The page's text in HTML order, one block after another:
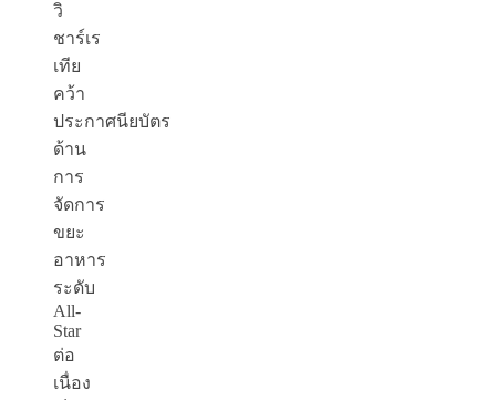
วิ
ชาร์เร
เทีย
คว้า
ประกาศนียบัตร
ด้าน
การ
จัดการ
ขยะ
อาหาร
ระดับ
All-
Star
ต่อ
เนื่อง